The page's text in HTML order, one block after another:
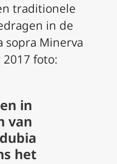
traditionele
in de
sopra Minerva
foto:
in
van
het